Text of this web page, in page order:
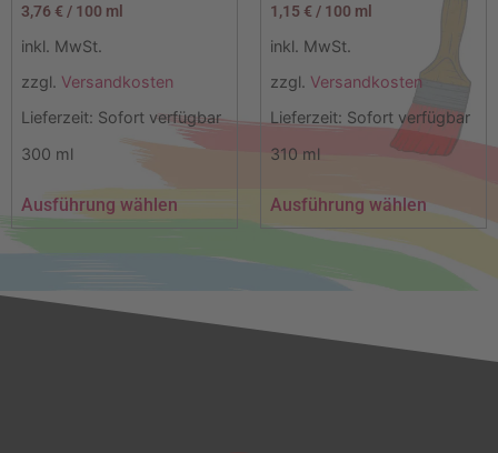
3,76 € / 100 ml
inkl. MwSt.
zzgl. Versandkosten
Lieferzeit: Sofort verfügbar
300 ml
Ausführung wählen
1,15 € / 100 ml
inkl. MwSt.
zzgl. Versandkosten
Lieferzeit: Sofort verfügbar
310 ml
Ausführung wählen